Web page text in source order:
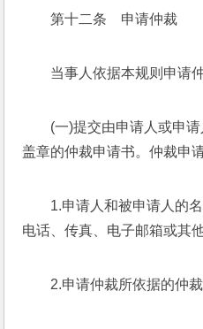
第十二条　申请仲裁
当事人依据本规则申请
(一)提交由申请人或申
盖章的仲裁申请书。仲裁申
1.申请人和被申请人的
电话、传真、电子邮箱或其
2.申请仲裁所依据的仲裁